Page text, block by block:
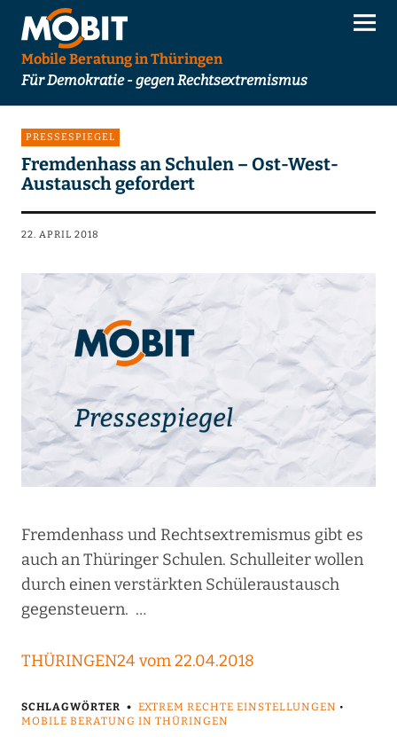
Mobile Beratung in Thüringen
Für Demokratie - gegen Rechtsextremismus
PRESSESPIEGEL
Fremdenhass an Schulen – Ost-West-
Austausch gefordert
22. APRIL 2018
Fremdenhass und Rechtsextremismus gibt es
auch an Thüringer Schulen. Schulleiter wollen
durch einen verstärkten Schüleraustausch
gegensteuern. …
THÜRINGEN24 vom 22.04.2018
SCHLAGWÖRTER EXTREM RECHTE EINSTELLUNGEN •
MOBILE BERATUNG IN THÜRINGEN